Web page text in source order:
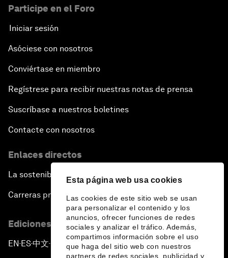
Esta página web usa cookies
Las cookies de este sitio web se usan
para personalizar el contenido y los
anuncios, ofrecer funciones de redes
sociales y analizar el tráfico. Además,
compartimos información sobre el uso
que haga del sitio web con nuestros
partners de redes sociales, publicidad y
Participe en el Foro
Iniciar sesión
Asóciese con nosotros
Conviértase en miembro
Regístrese para recibir nuestras notas de prensa
Suscríbase a nuestros boletines
Contacte con nosotros
Enlaces directos
La sostenibilidad en el Foro
Carreras profesionales
Ediciones en otros idiomas
EN ▪ES▪中文▪ 日本語